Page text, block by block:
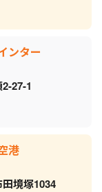
ンター
27-1
港
境塚1034